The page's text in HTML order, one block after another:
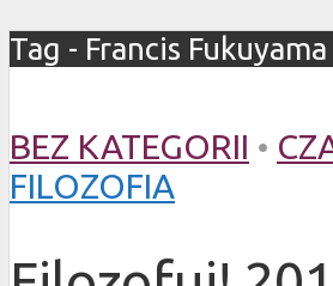
Tag - Francis Fukuyama
BEZ KATEGORII •
FILOZOFIA